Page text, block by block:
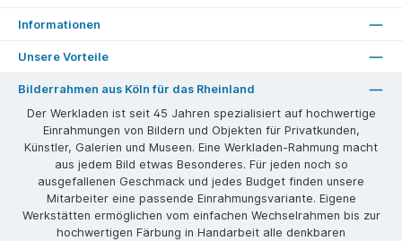
Informationen
Unsere Vorteile
Bilderrahmen aus Köln für das Rheinland
Der Werkladen ist seit 45 Jahren spezialisiert auf hochwertige
Einrahmungen von Bildern und Objekten für Privatkunden,
Künstler, Galerien und Museen. Eine Werkladen-Rahmung macht
aus jedem Bild etwas Besonderes. Für jeden noch so
ausgefallenen Geschmack und jedes Budget finden unsere
Mitarbeiter eine passende Einrahmungsvariante. Eigene
Werkstätten ermöglichen vom einfachen Wechselrahmen bis zur
hochwertigen Färbung in Handarbeit alle denkbaren